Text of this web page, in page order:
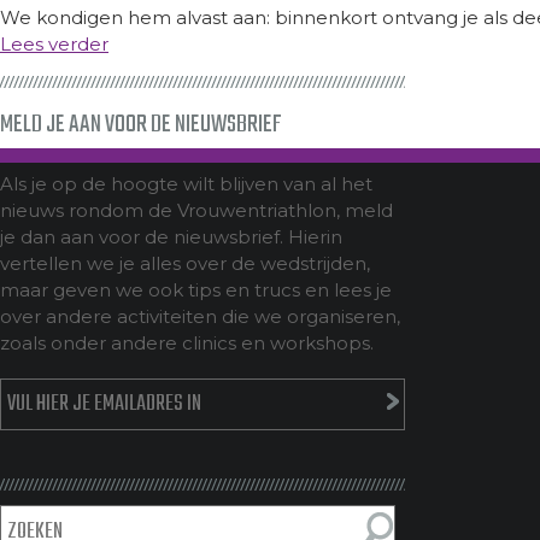
We kondigen hem alvast aan: binnenkort ontvang je als
Lees verder
MELD JE AAN VOOR DE NIEUWSBRIEF
Als je op de hoogte wilt blijven van al het
nieuws rondom de Vrouwentriathlon, meld
je dan aan voor de nieuwsbrief. Hierin
vertellen we je alles over de wedstrijden,
maar geven we ook tips en trucs en lees je
over andere activiteiten die we organiseren,
zoals onder andere clinics en workshops.